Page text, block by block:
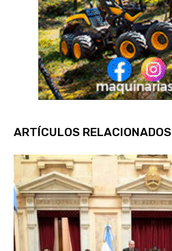
ARTÍCULOS RELACIONADOS